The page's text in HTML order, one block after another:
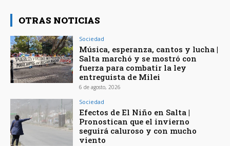
OTRAS NOTICIAS
Sociedad
Música, esperanza, cantos y lucha |
Salta marchó y se mostró con
fuerza para combatir la ley
entreguista de Milei
6 de agosto, 2026
Sociedad
Efectos de El Niño en Salta |
Pronostican que el invierno
seguirá caluroso y con mucho
viento